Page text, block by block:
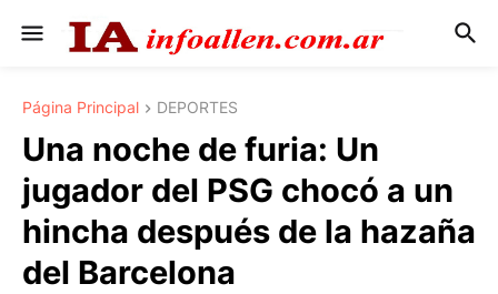
Página Principal DEPORTES
Una noche de furia: Un
jugador del PSG chocó a un
hincha después de la hazaña
del Barcelona